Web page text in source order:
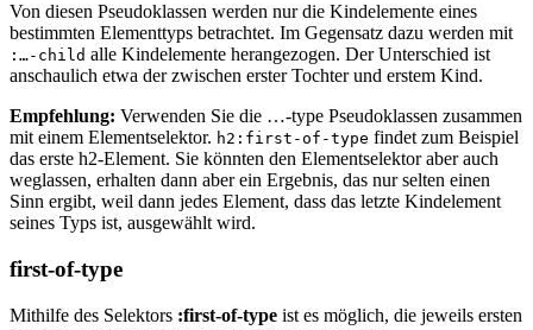
Von diesen Pseudoklassen werden nur die Kindelemente eines
bestimmten Elementtyps betrachtet. Im Gegensatz dazu werden mit
:…-child alle Kindelemente herangezogen. Der Unterschied ist
anschaulich etwa der zwischen erster Tochter und erstem Kind.
Empfehlung: Verwenden Sie die …-type Pseudoklassen zusammen
mit einem Elementselektor. h2:first-of-type findet zum Beispiel
das erste h2-Element. Sie könnten den Elementselektor aber auch
weglassen, erhalten dann aber ein Ergebnis, das nur selten einen
Sinn ergibt, weil dann jedes Element, dass das letzte Kindelement
seines Typs ist, ausgewählt wird.
first-of-type
Mithilfe des Selektors :first-of-type ist es möglich, die jeweils ersten